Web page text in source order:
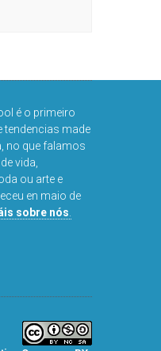
é o primeiro
made
no que falamos
vida,
sobre nós